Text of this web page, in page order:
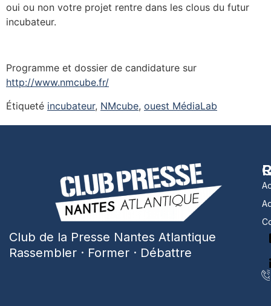
oui ou non votre projet rentre dans les clous du futur
incubateur.
Programme et dossier de candidature sur
http://www.nmcube.fr/
Étiqueté incubateur, NMcube, ouest MédiaLab
Club de la Presse Nantes Atlantique
Rassembler · Former · Débattre